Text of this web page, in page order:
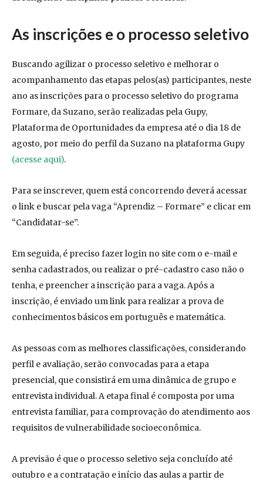
As inscrições e o processo seletivo
Buscando agilizar o processo seletivo e melhorar o
acompanhamento das etapas pelos(as) participantes, neste
ano as inscrições para o processo seletivo do programa
Formare, da Suzano, serão realizadas pela Gupy,
Plataforma de Oportunidades da empresa até o dia 18 de
agosto, por meio do perfil da Suzano na plataforma Gupy
(acesse aqui).
Para se inscrever, quem está concorrendo deverá acessar
o link e buscar pela vaga “Aprendiz – Formare” e clicar em
“Candidatar-se”.
Em seguida, é preciso fazer login no site com o e-mail e
senha cadastrados, ou realizar o pré-cadastro caso não o
tenha, e preencher a inscrição para a vaga. Após a
inscrição, é enviado um link para realizar a prova de
conhecimentos básicos em português e matemática.
As pessoas com as melhores classificações, considerando
perfil e avaliação, serão convocadas para a etapa
presencial, que consistirá em uma dinâmica de grupo e
entrevista individual. A etapa final é composta por uma
entrevista familiar, para comprovação do atendimento aos
requisitos de vulnerabilidade socioeconômica.
A previsão é que o processo seletivo seja concluído até
outubro e a contratação e início das aulas a partir de